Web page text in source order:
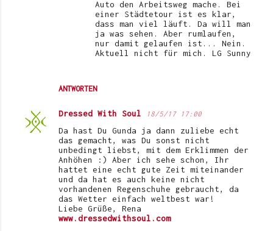
ANTWORTEN
Auto den Arbeitsweg mache. Bei
einer Städtetour ist es klar,
dass man viel läuft. Da will man
ja was sehen. Aber rumlaufen,
nur damit gelaufen ist... Nein.
Aktuell nicht für mich. LG Sunny
Dressed With Soul 18/5/17 17:00
Da hast Du Gunda ja dann zuliebe echt
das gemacht, was Du sonst nicht
unbedingt liebst, mit dem Erklimmen der
Anhöhen :) Aber ich sehe schon, Ihr
hattet eine echt gute Zeit miteinander
und da hat es auch keine nicht
vorhandenen Regenschuhe gebraucht, da
das Wetter einfach weltbest war!
Liebe Grüße, Rena
www.dressedwithsoul.com